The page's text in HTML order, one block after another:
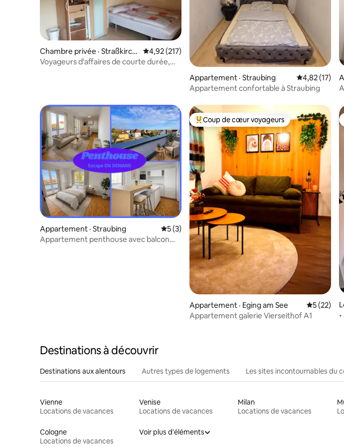
Chambre privée · Straßkirch
en
Note moyenne de 4,92 sur 5, 217 commentaires
4,92 (217)
Voyageurs d'affaires de courte durée,
Appartement · Straubing Note
4,82 (17)
Appartement confortable à Straubing
Appartement · Straubing Note moyenne de 5 sur 5, 3 commentaires
5 (3)
Appartement penthouse avec balcon
Coup de cœur voyageurs parmi les plus aimés
Coup de cœur voyageurs
Appartement · Eging am See Note
5 (22)
Appartement galerie Vierseithof A1
Destinations à découvrir
Destinations aux alentours Autres types de logements Les sites incontournables du
Vienne
Locations de vacances
Venise
Locations de vacances
Milan
Locations de vacances
Cologne
Locations de vacances
Voir plus d'éléments